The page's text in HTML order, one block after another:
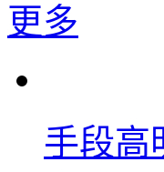
更多
手段高